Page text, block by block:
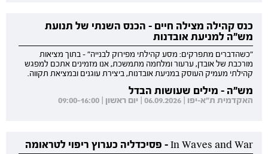
כנס קהילה מצילה חיים - הכנס השנתי של תנועת
מש"ה למניעת אובדנות
"כשהדברים מתפרקים: מסע קהילתי מפירוק לבנייה" - בתוך מציאות
מורכבת של אובדן, ערעור ומלחמה מתמשכת, אנו מזמינים אתכם למפגש
קהילתי מעמיק העוסק במניעת אובדנות, ביצירת עוגנים ובמציאת תקווה.
מש"ה - מילים שעושות הבדל
האקדמית ת"א-יפו | 06.09.2026 | יום ראשון | 09:00-16:00
In Waves and War - פסיכדליה כערוץ ריפוי לטראומה